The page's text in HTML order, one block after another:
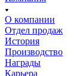
О компании
Отдел продаж
История
Производство
Награды
Карьера